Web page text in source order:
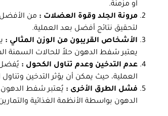
أو مزمنة.
مرونة الجلد وقوة العضلات : من
لتحقيق نتائج أفضل بعد العملية.
الأشخاص القريبون من الوزن المثالي :
يعتبر شفط الدهون حلاً للحالات السمنة
عدم التدخين وعدم تناول الكحول : يُفضل
العملية، حيث يمكن أن يؤثر التدخين
فشل الطرق الأخرى : يُعتبر شفط
الدهون بواسطة الأنظمة الغذائية